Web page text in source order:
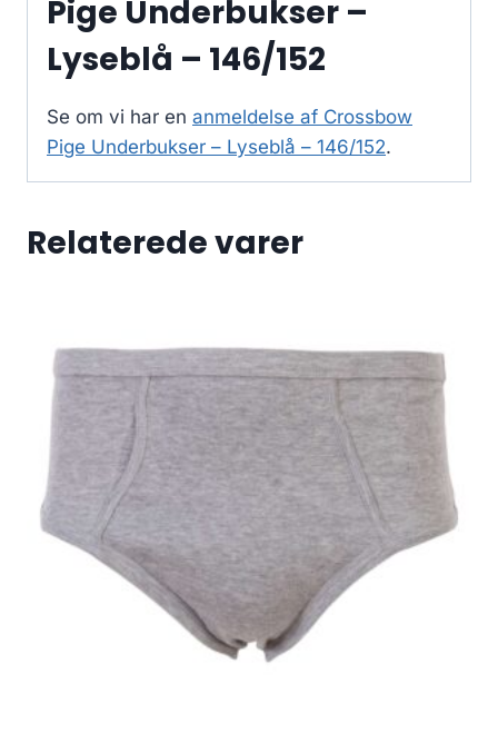
Pige Underbukser –
Lyseblå – 146/152
Se om vi har en anmeldelse af Crossbow
Pige Underbukser – Lyseblå – 146/152.
Relaterede varer